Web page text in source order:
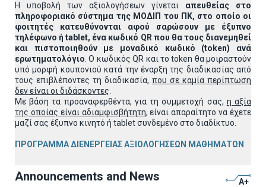
Η υποβολή των αξιολογήσεων γίνεται απευθείας στο
πληροφοριακό σύστημα της ΜΟΔΙΠ του ΠΚ, στο οποίο οι
φοιτητές κατευθύνονται αφού σαρώσουν με έξυπνο
τηλέφωνο ήtablet, ένα κωδικό QR που θα τους διανεμηθεί
και πιστοποιηθούν με μοναδικό κωδικό (token) ανά
ερωτηματολόγιο . Ο κωδικός QR και το token θα μοιραστούν
υπό μορφή κουπονιού κατά την έναρξη της διαδικασίας από
τους επιβλέποντες τη διαδικασία, που σε καμία περίπτωση
δεν είναι οι διδάσκοντες
Με βάση τα προαναφερθέντα, για τη συμμετοχή σας, η αξία
της οποίας είναι αδιαμφισβήτητη, είναι απαραίτητο να έχετε
μαζί σας έξυπνο κινητό ή tablet συνδεμένο στο διαδίκτυο.
ΠΡΟΓΡΑΜΜΑ ΔΙΕΝΕΡΓΕΙΑΣ ΑΞΙΟΛΟΓΗΣΕΩΝ ΜΑΘΗΜΑΤΩΝ
Announcements and News
A+